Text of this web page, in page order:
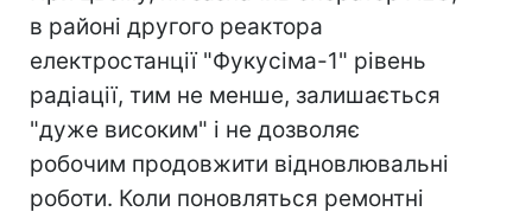
в районі другого реактора
електростанції "Фукусіма-1" рівень
радіації, тим не менше, залишається
"дуже високим" і не дозволяє
робочим продовжити відновлювальні
роботи. Коли поновляться ремонтні